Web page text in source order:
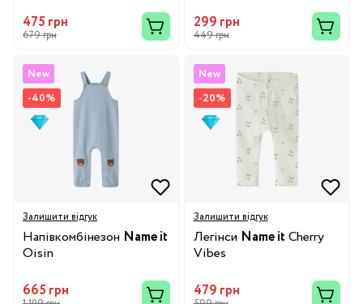
475 грн
679 грн
299 грн
449 грн
New
-40%
Залишити відгук
Напівкомбінезон Name it
Oisin
665 грн
New
-20%
Залишити відгук
Легінси Name it Cherry
Vibes
479 грн